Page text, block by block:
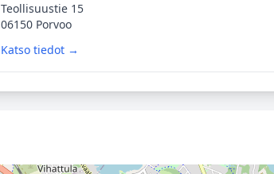
Teollisuustie 15
06150 Porvoo
Katso tiedot →